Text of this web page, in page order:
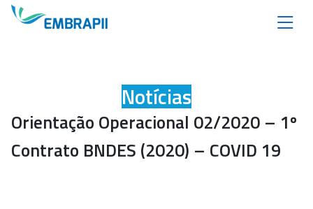
Notícias
Orientação Operacional 02/2020 – 1º
Contrato BNDES (2020) – COVID 19